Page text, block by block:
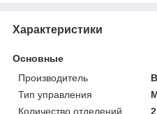
Характеристики
Основные
Производитель
Тип управления
Количество отделений
2